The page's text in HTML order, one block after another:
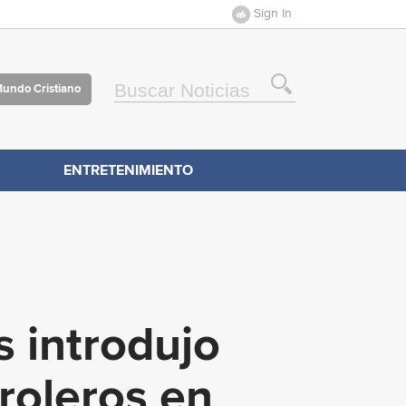
Sign In
Cristiano
ENTRETENIMIENTO
introdujo